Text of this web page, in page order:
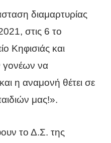
διαμαρτυρίας
στις 6 το
Κηφισιάς και
γονέων να
η αναμονή θέτει σε
μας!».
το Δ.Σ. της